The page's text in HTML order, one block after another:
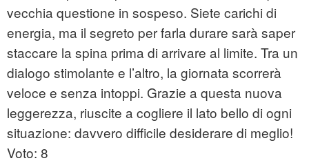
vecchia questione in sospeso. Siete carichi di
energia, ma il segreto per farla durare sarà saper
staccare la spina prima di arrivare al limite. Tra un
dialogo stimolante e l’altro, la giornata scorrerà
veloce e senza intoppi. Grazie a questa nuova
leggerezza, riuscite a cogliere il lato bello di ogni
situazione: davvero difficile desiderare di meglio!
Voto: 8